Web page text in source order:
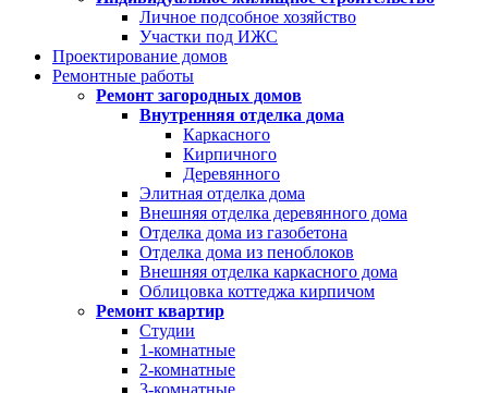
Личное подсобное хозяйство
Участки под ИЖС
Проектирование домов
Ремонтные работы
Ремонт загородных домов
Внутренняя отделка дома
Каркасного
Кирпичного
Деревянного
Элитная отделка дома
Внешняя отделка деревянного дома
Отделка дома из газобетона
Отделка дома из пеноблоков
Внешняя отделка каркасного дома
Облицовка коттеджа кирпичом
Ремонт квартир
Студии
1-комнатные
2-комнатные
3-комнатные